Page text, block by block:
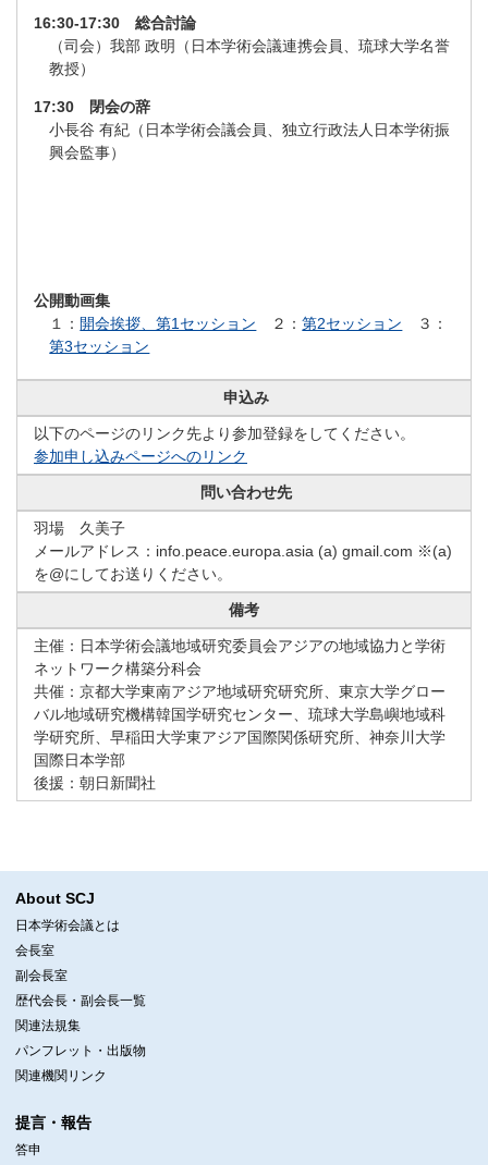
16:30-17:30 総合討論
（司会）我部 政明（日本学術会議連携会員、琉球大学名誉
教授）
17:30 閉会の辞
小長谷 有紀（日本学術会議会員、独立行政法人日本学術振
興会監事）
公開動画集
１： 開会挨拶、第1セッション ２：第2セッション ３：
第3セッション
申込み
以下のページのリンク先より参加登録をしてください。
参加申し込みページへのリンク
問い合わせ先
羽場 久美子
メールアドレス：info.peace.europa.asia (a) gmail.com ※(a)
を@にしてお送りください。
備考
主催：日本学術会議地域研究委員会アジアの地域協力と学術
ネットワーク構築分科会
共催：京都大学東南アジア地域研究研究所、東京大学グロー
バル地域研究機構韓国学研究センター、琉球大学島嶼地域科
学研究所、早稲田大学東アジア国際関係研究所、神奈川大学
国際日本学部
後援：朝日新聞社
About SCJ
日本学術会議とは
会長室
副会長室
歴代会長・副会長一覧
関連法規集
パンフレット・出版物
関連機関リンク
提言・報告
答申